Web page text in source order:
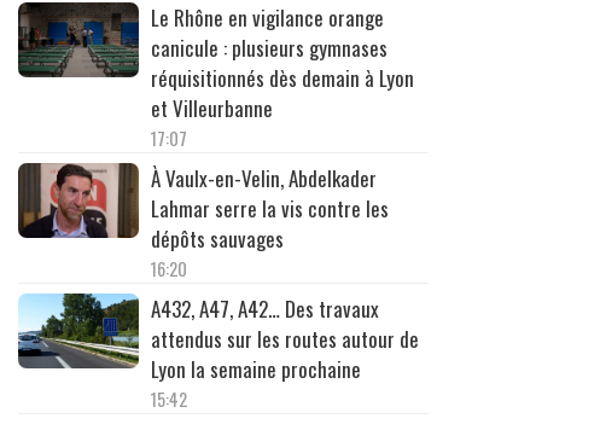
Le Rhône en vigilance orange
canicule : plusieurs gymnases
réquisitionnés dès demain à Lyon
et Villeurbanne
17:07
À Vaulx-en-Velin, Abdelkader
Lahmar serre la vis contre les
dépôts sauvages
16:20
A432, A47, A42… Des travaux
attendus sur les routes autour de
Lyon la semaine prochaine
15:42